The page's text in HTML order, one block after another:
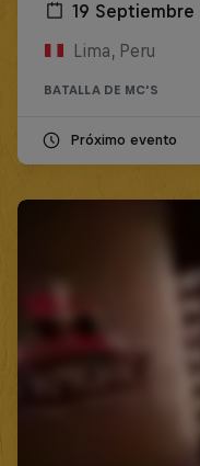
19 Septiembre
Lima, Peru
BATALLA DE MC'S
Próximo evento